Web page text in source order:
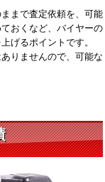
まで査定依頼を、可能
おくなど、バイヤーの
げるポイントです。
りませんので、可能な